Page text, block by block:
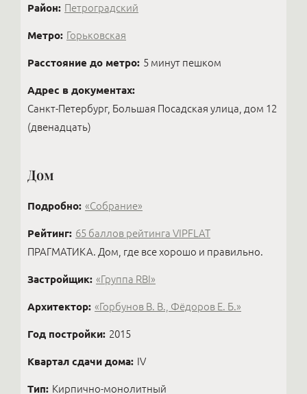
Район: Петроградский
Метро: Горьковская
Расстояние до метро: 5 минут пешком
Адрес в документах:
Санкт-Петербург, Большая Посадская улица, дом 12
(двенадцать)
Дом
Подробно: «Собрание»
Рейтинг: 65 баллов рейтинга VIPFLAT
ПРАГМАТИКА. Дом, где все хорошо и правильно.
Застройщик: «Группа RBI»
Архитектор: «Горбунов В. В., Фёдоров Е. Б.»
Год постройки: 2015
Квартал сдачи дома: IV
Тип: Кирпично-монолитный